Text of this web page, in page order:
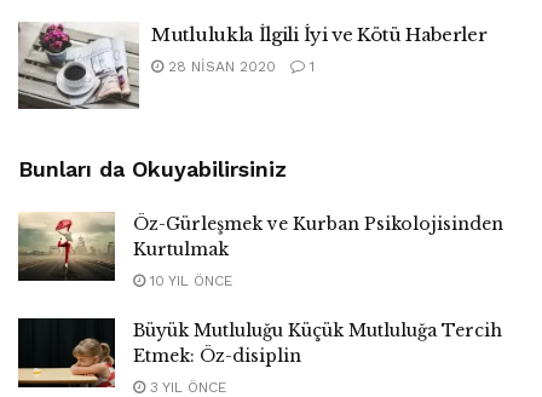
Mutlulukla İlgili İyi ve Kötü Haberler
28 NISAN 2020 1
Bunları da Okuyabilirsiniz
Öz-Gürleşmek ve Kurban Psikolojisinden
Kurtulmak
10 YIL ÖNCE
Büyük Mutluluğu Küçük Mutluluğa Tercih
Etmek: Öz-disiplin
3 YIL ÖNCE